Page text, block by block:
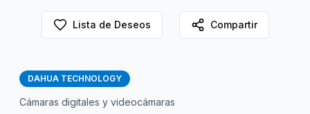
Lista de Deseos Compartir
DAHUA TECHNOLOGY
Cámaras digitales y videocámaras